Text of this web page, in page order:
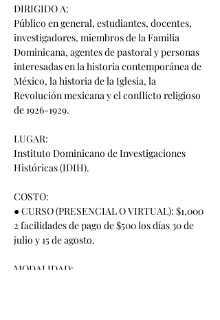
DIRIGIDO A:
Público en general, estudiantes, docentes,
investigadores, miembros de la Familia
Dominicana, agentes de pastoral y personas
interesadas en la historia contemporánea de
México, la historia de la Iglesia, la
Revolución mexicana y el conflicto religioso
de 1926-1929.
LUGAR:
Instituto Dominicano de Investigaciones
Históricas (IDIH).
COSTO:
● CURSO (PRESENCIAL O VIRTUAL): $1,000
2 facilidades de pago de $500 los días 30 de
julio y 15 de agosto.
MODALIDAD: